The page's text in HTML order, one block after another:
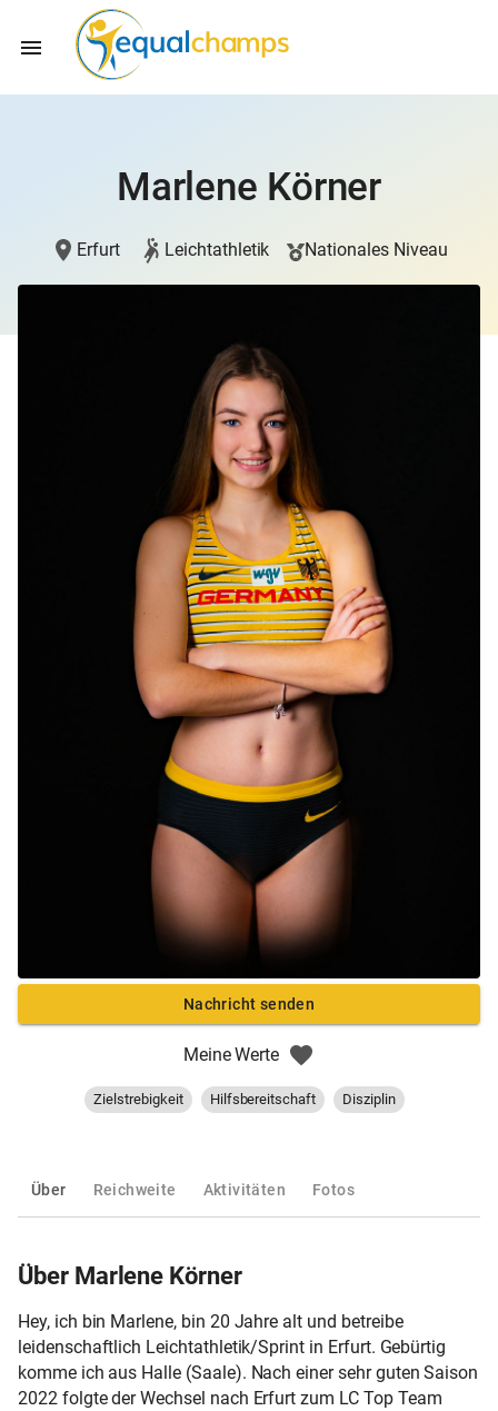
Marlene Körner
Erfurt Leichtathletik Nationales Niveau
Nachricht senden
Meine Werte
Zielstrebigkeit Hilfsbereitschaft Disziplin
Über Reichweite Aktivitäten Fotos
Über Marlene Körner
Hey, ich bin Marlene, bin 20 Jahre alt und betreibe
leidenschaftlich Leichtathletik/Sprint in Erfurt. Gebürtig
komme ich aus Halle (Saale). Nach einer sehr guten Saison
2022 folgte der Wechsel nach Erfurt zum LC Top Team